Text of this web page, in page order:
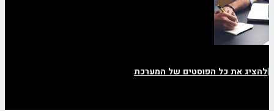
|להציג את כל הפוסטים של המערכת